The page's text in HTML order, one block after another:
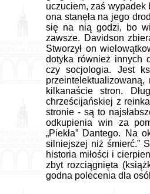
uczuciem, zaś wypadek
ona stanęła na jego
się na nią godzi, bo
zawsze. Davidson
Stworzył on
dotyka również innych
czy socjologia. Jest
kilkanaście stron.
chrześcijańskiej z
stronie - są to
odkupienia win za
„Piekła” Dantego. Na
silniejszej niż śmierć.”
historia miłości i
zbyt rozciągnięta
godna polecenia dla